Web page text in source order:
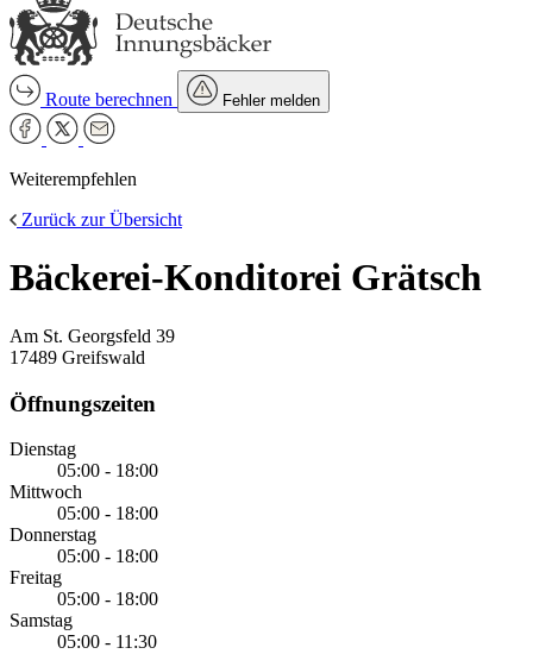
Route berechnen Fehler melden
Weiterempfehlen
Zurück zur Übersicht
Bäckerei-Konditorei Grätsch
Am St. Georgsfeld 39
17489 Greifswald
Öffnungszeiten
Dienstag
05:00 - 18:00
Mittwoch
05:00 - 18:00
Donnerstag
05:00 - 18:00
Freitag
05:00 - 18:00
Samstag
05:00 - 11:30